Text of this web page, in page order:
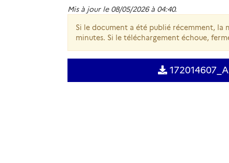
Mis à jour le 08/05/2026 à 04:40.
Si le document a été publié récemment, la
minutes. Si le téléchargement échoue,